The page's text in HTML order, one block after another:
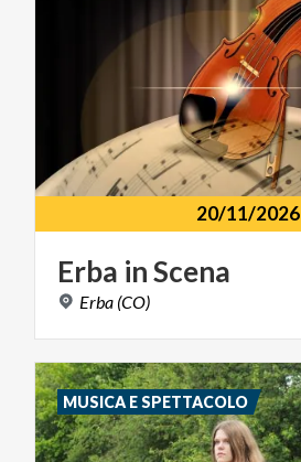
20/11/2026
Erba inScena
Erba (CO)
MUSICA E SPETTACOLO